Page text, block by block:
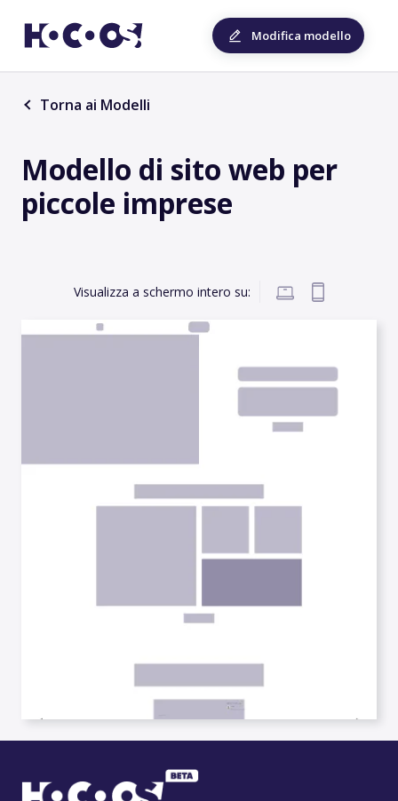
Modifica modello
Torna ai Modelli
Modello di sito web per
piccole imprese
Visualizza a schermo intero su: